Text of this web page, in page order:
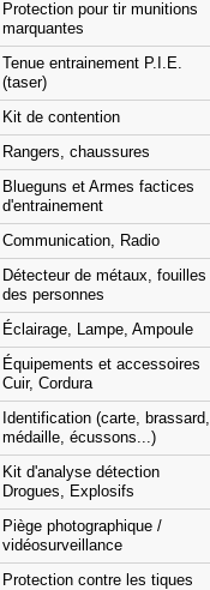
Protection pour tir munitions
marquantes
Tenue entrainement P.I.E.
(taser)
Kit de contention
Rangers, chaussures
Blueguns et Armes factices
d'entrainement
Communication, Radio
Détecteur de métaux, fouilles
des personnes
Éclairage, Lampe, Ampoule
Équipements et accessoires
Cuir, Cordura
Identification (carte, brassard,
médaille, écussons...)
Kit d'analyse détection
Drogues, Explosifs
Piège photographique /
vidéosurveillance
Protection contre les tiques